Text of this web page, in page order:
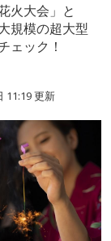
火大会」と
規模の超大型
ェック！
11:19 更新